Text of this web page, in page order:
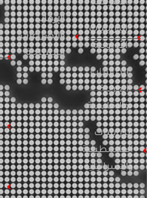
الأمريكية
الدراسات
الأوروبية
الدراسات
العربية
والإقليمية
الدراسات
الفلسطينية
والإسرائيلية
الإرهاب
والصراعات
المسلحة